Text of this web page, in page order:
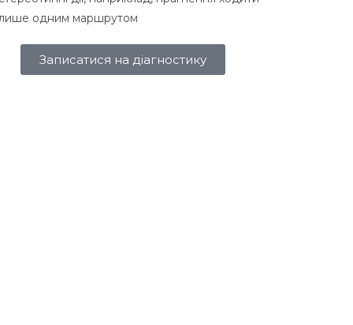
одним маршрутом
Записатися на діагностику